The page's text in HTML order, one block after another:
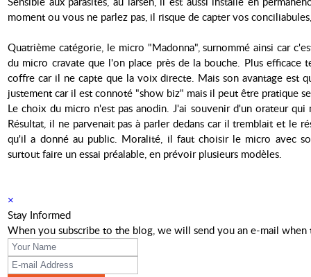
moment ou vous ne parlez pas, il risque de capter vos
Quatrième catégorie, le micro "Madonna", surnommé ainsi car
du micro cravate que l'on place près de la bouche. Plus
coffre car il ne capte que la voix directe. Mais son avantage est
justement car il est connoté "show biz" mais il peut être pratique
Le choix du micro n'est pas anodin. J'ai souvenir d'un orateur
Résultat, il ne parvenait pas à parler dedans car il tremblait et le
qu'il a donné au public. Moralité, il faut choisir le micro avec
surtout faire un essai préalable, en prévoir plusieurs modèles.
×
Stay Informed
When you subscribe to the blog, we will send you an e-mail